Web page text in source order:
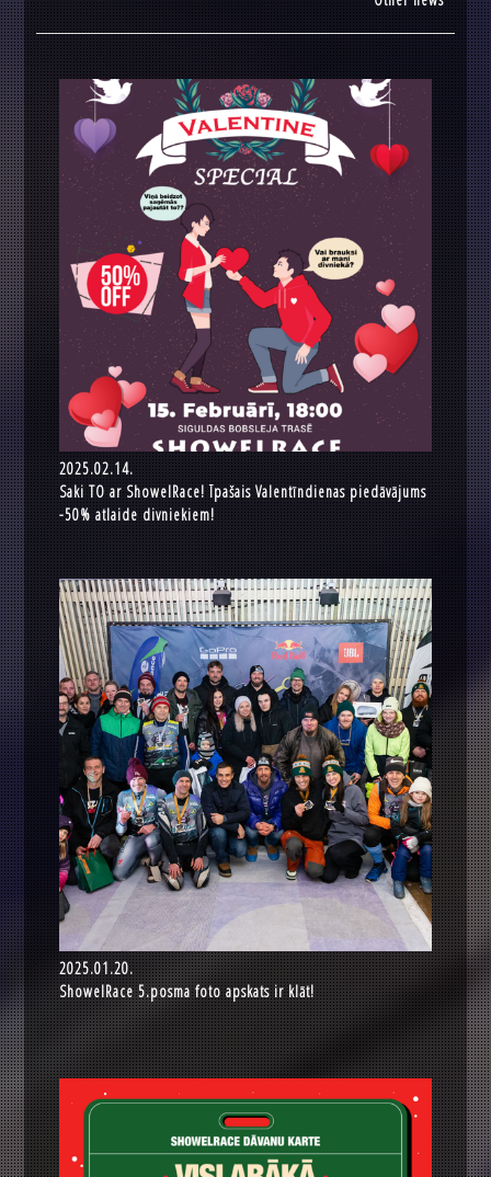
2025.02.14.
Saki TO ar ShowelRace! Īpašais Valentīndienas piedāvājums
-50% atlaide divniekiem!
2025.01.20.
ShowelRace 5.posma foto apskats ir klāt!